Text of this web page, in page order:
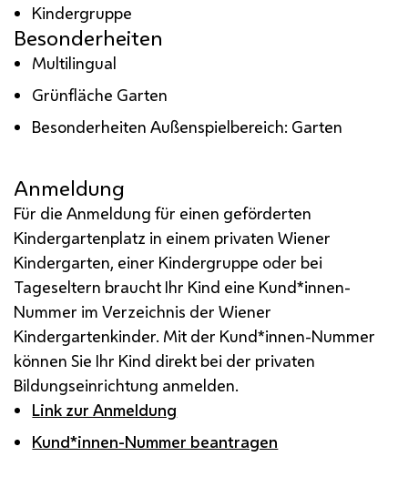
Kindergruppe
Besonderheiten
Multilingual
Grünfläche Garten
Besonderheiten Außenspielbereich: Garten
Anmeldung
Für die Anmeldung für einen geförderten
Kindergartenplatz in einem privaten Wiener
Kindergarten, einer Kindergruppe oder bei
Tageseltern braucht Ihr Kind eine Kund*innen-
Nummer im Verzeichnis der Wiener
Kindergartenkinder. Mit der Kund*innen-Nummer
können Sie Ihr Kind direkt bei der privaten
Bildungseinrichtung anmelden.
Link zur Anmeldung
Kund*innen-Nummer beantragen